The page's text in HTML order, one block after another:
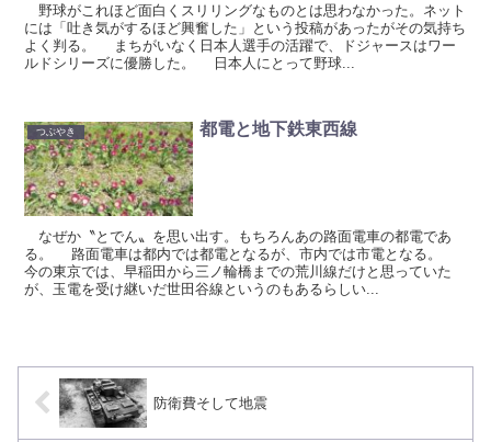
野球がこれほど面白くスリリングなものとは思わなかった。ネット
には「吐き気がするほど興奮した」という投稿があったがその気持ち
よく判る。 まちがいなく日本人選手の活躍で、ドジャースはワー
ルドシリーズに優勝した。 日本人にとって野球...
つぶやき 都電と地下鉄東西線
なぜか〝とでん〟を思い出す。もちろんあの路面電車の都電であ
る。 路面電車は都内では都電となるが、市内では市電となる。
今の東京では、早稲田から三ノ輪橋までの荒川線だけと思っていた
が、玉電を受け継いだ世田谷線というのもあるらしい...
防衛費そして地震